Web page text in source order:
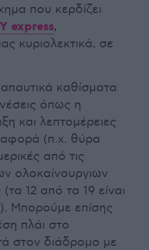
που κερδίζει
express,
κυριολεκτικά, σε
καθίσματα
όπως η
και λεπτομέρειες
(π.χ. θύρα
από τις
ολοκαίνουργιων
12 από τα 19 είναι
Μπορούμε επίσης
πλάι στο
στον διάδρομο με